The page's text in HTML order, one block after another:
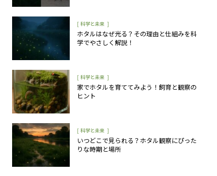
[ 科学と未来 ]
ホタルはなぜ光る？その理由と仕組みを科
学でやさしく解説！
[ 科学と未来 ]
家でホタルを育ててみよう！飼育と観察の
ヒント
[ 科学と未来 ]
いつどこで見られる？ホタル観察にぴった
りな時期と場所